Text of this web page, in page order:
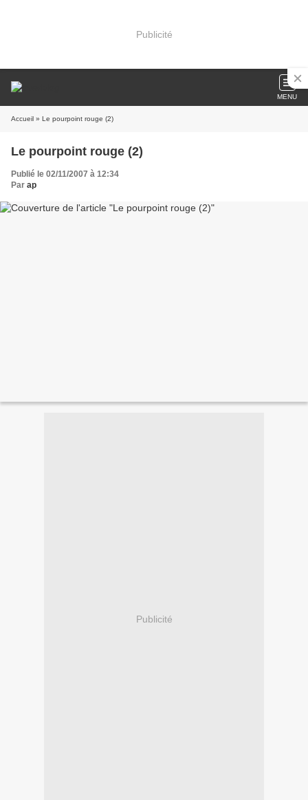
Publicité
MENU
Accueil » Le pourpoint rouge (2)
Le pourpoint rouge (2)
Publié le 02/11/2007 à 12:34
Par ap
Publicité